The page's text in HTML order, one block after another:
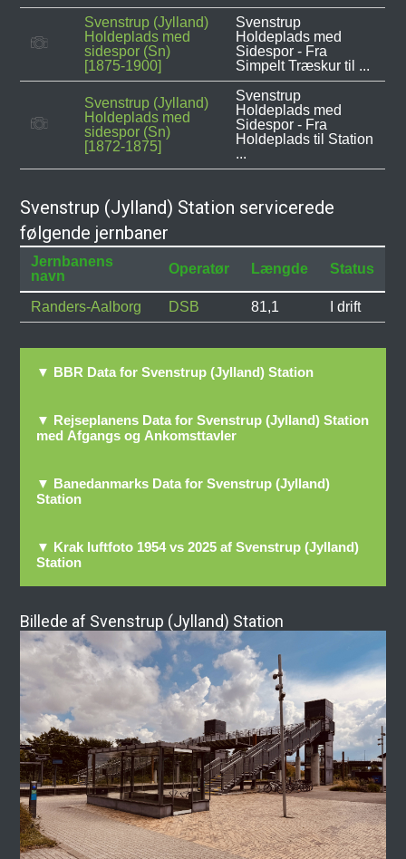
Svenstrup (Jylland)
Holdeplads med
sidespor (Sn)
[1875-1900]
Svenstrup
Holdeplads med
Sidespor - Fra
Simpelt Træskur til ...
Svenstrup (Jylland)
Holdeplads med
sidespor (Sn)
[1872-1875]
Svenstrup
Holdeplads med
Sidespor - Fra
Holdeplads til Station
...
Svenstrup (Jylland) Station servicerede
følgende jernbaner
Jernbanens
navn
Operatør Længde Status
Randers-Aalborg DSB 81,1 I drift
▼ BBR Data for Svenstrup (Jylland) Station
▼ Rejseplanens Data for Svenstrup (Jylland) Station
med Afgangs og Ankomsttavler
▼ Banedanmarks Data for Svenstrup (Jylland)
Station
▼ Krak luftfoto 1954 vs 2025 af Svenstrup (Jylland)
Station
Billede af Svenstrup (Jylland) Station